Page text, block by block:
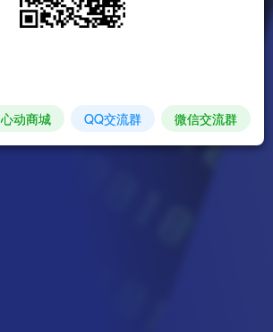
心动商城 QQ交流群 微信交流群